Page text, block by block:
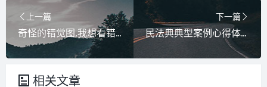
上一篇
奇怪的错觉图,我想看错觉的图片
下一篇
民法典典型案例心得体会（民法典典型案例 法院）
相关文章